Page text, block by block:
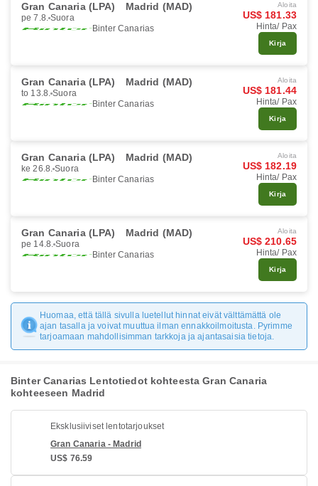
Gran Canaria (LPA) Madrid (MAD)
pe 7.8. Suora
Binter Canarias
Aloita
US$ 181.33
Hinta/ Pax
Kirja
Gran Canaria (LPA) Madrid (MAD)
to 13.8. Suora
Binter Canarias
Aloita
US$ 181.44
Hinta/ Pax
Kirja
Gran Canaria (LPA) Madrid (MAD)
ke 26.8. Suora
Binter Canarias
Aloita
US$ 182.19
Hinta/ Pax
Kirja
Gran Canaria (LPA) Madrid (MAD)
pe 14.8. Suora
Binter Canarias
Aloita
US$ 210.65
Hinta/ Pax
Kirja
Huomaa, että tällä sivulla luetellut hinnat eivät välttämättä ole
ajan tasalla ja voivat muuttua ilman ennakkoilmoitusta. Pyrimme
tarjoamaan mahdollisimman tarkkoja ja ajantasaisia tietoja.
Binter Canarias Lentotiedot kohteesta Gran Canaria
kohteeseen Madrid
Eksklusiiviset lentotarjoukset
Gran Canaria - Madrid
US$ 76.59